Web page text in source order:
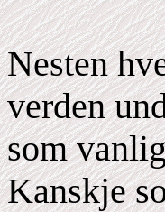
Nesten
verden
som
Kanskje